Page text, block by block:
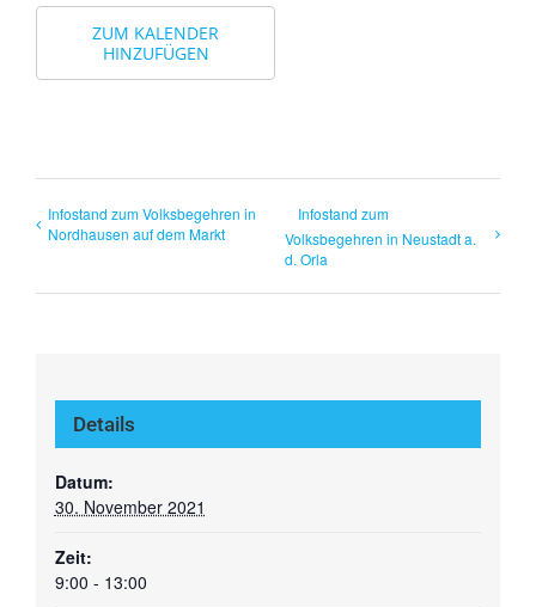
ZUM KALENDER
HINZUFÜGEN
Infostand zum Volksbegehren in
Nordhausen auf dem Markt
Infostand zum
Volksbegehren in Neustadt a.
d. Orla
Details
Datum:
30. November 2021
Zeit:
9:00 - 13:00